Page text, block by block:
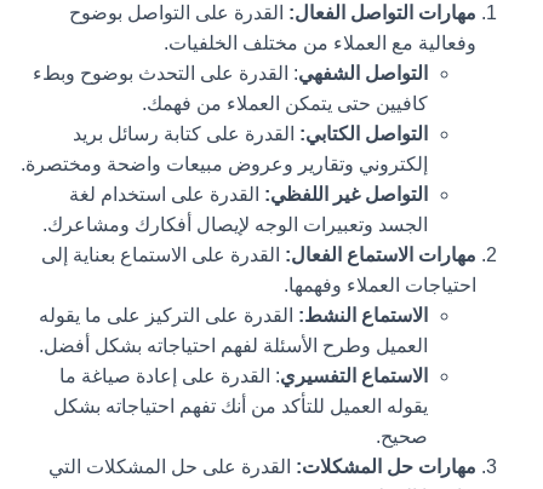
مهارات التواصل الفعال: القدرة على التواصل بوضوح
وفعالية مع العملاء من مختلف الخلفيات.
التواصل الشفهي: القدرة على التحدث بوضوح وبطء
كافيين حتى يتمكن العملاء من فهمك.
التواصل الكتابي: القدرة على كتابة رسائل بريد
إلكتروني وتقارير وعروض مبيعات واضحة ومختصرة.
التواصل غير اللفظي: القدرة على استخدام لغة
الجسد وتعبيرات الوجه لإيصال أفكارك ومشاعرك.
مهارات الاستماع الفعال: القدرة على الاستماع بعناية إلى
احتياجات العملاء وفهمها.
الاستماع النشط: القدرة على التركيز على ما يقوله
العميل وطرح الأسئلة لفهم احتياجاته بشكل أفضل.
الاستماع التفسيري: القدرة على إعادة صياغة ما
يقوله العميل للتأكد من أنك تفهم احتياجاته بشكل
صحيح.
مهارات حل المشكلات: القدرة على حل المشكلات التي